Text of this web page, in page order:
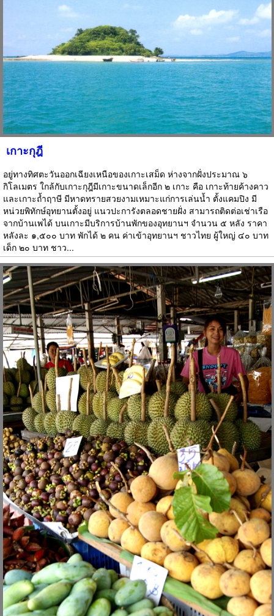
เกาะกุฎี
อยู่ทางทิศตะวันออกเฉียงเหนือของเกาะเสม็ด ห่างจากฝั่งประมาณ ๖
กิโลเมตร ใกล้กับเกาะกุฎีมีเกาะขนาดเล็กอีก ๒ เกาะ คือ เกาะท้ายค้างคาว
และเกาะถ้ำฤาษี มีหาดทรายสวยงามเหมาะแก่การเล่นน้ำ ตั้งแคมปิง มี
หน่วยพิทักษ์อุทยานตั้งอยู่ แนวปะการังตลอดชายฝั่ง สามารถติดต่อเช่าเรือ
จากบ้านเพได้ บนเกาะมีบริการบ้านพักของอุทยานฯ จำนวน ๕ หลัง ราคา
หลังละ ๑,๕๐๐ บาท พักได้ ๒ คน ค่าเข้าอุทยานฯ ชาวไทย ผู้ใหญ่ ๔๐ บาท
เด็ก ๒๐ บาท ชาว...